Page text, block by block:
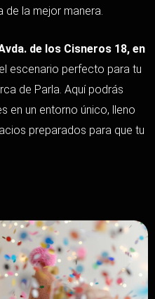
de la mejor manera.
de los Cisneros 18, en
escenario perfecto para tu
de Parla. Aquí podrás
en un entorno único, lleno
preparados para que tu